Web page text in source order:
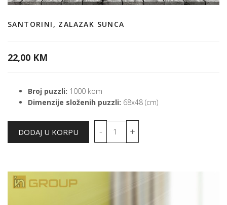
SANTORINI, ZALAZAK SUNCA
22,00 KM
Broj puzzli: 1000 kom
Dimenzije složenih puzzli: 68x48 (cm)